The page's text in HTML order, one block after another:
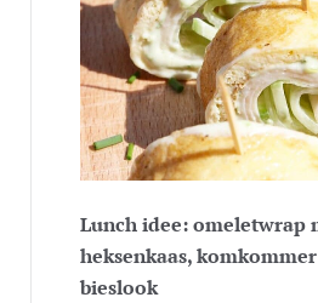
Lunch idee: omeletwrap
heksenkaas,
bieslook